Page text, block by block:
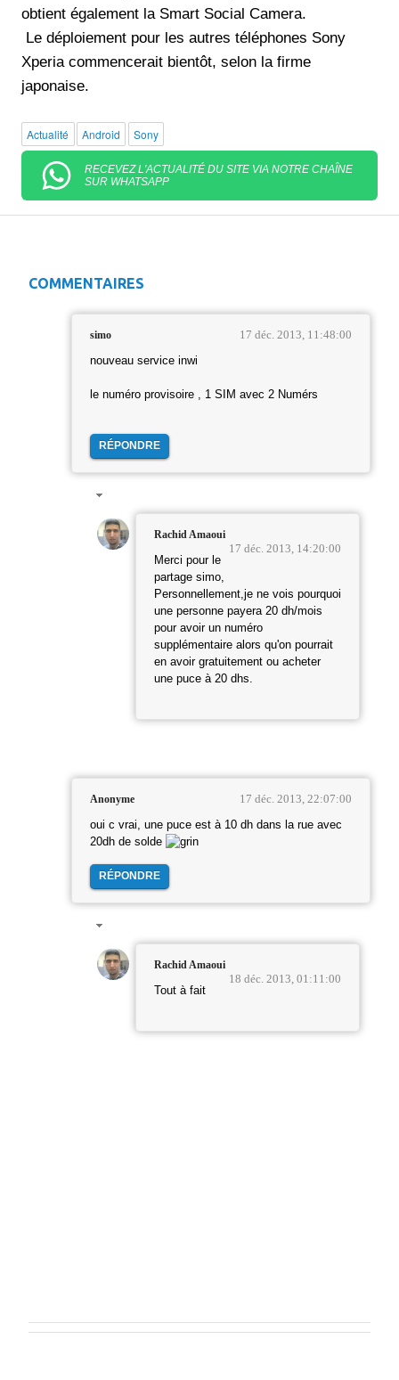
obtient également la Smart Social Camera.
Le déploiement pour les autres téléphones Sony
Xperia commencerait bientôt, selon la firme
japonaise.
Actualité Android Sony
RECEVEZ L'ACTUALITÉ DU SITE VIA NOTRE CHAÎNE
SUR WHATSAPP
COMMENTAIRES
simo 17 déc. 2013, 11:48:00
nouveau service inwi
le numéro provisoire , 1 SIM avec 2 Numérs
RÉPONDRE
Rachid Amaoui
17 déc. 2013, 14:20:00
Merci pour le
partage simo,
Personnellement,je ne vois pourquoi
une personne payera 20 dh/mois
pour avoir un numéro
supplémentaire alors qu'on pourrait
en avoir gratuitement ou acheter
une puce à 20 dhs.
Anonyme 17 déc. 2013, 22:07:00
oui c vrai, une puce est à 10 dh dans la rue avec
20dh de solde
RÉPONDRE
Rachid Amaoui
18 déc. 2013, 01:11:00
Tout à fait